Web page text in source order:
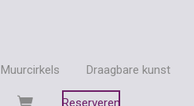
Muurcirkels Draagbare kunst
Reserveren